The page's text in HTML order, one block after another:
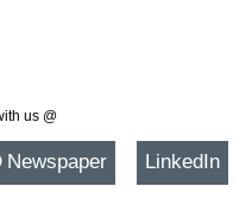
us @
Newspaper LinkedIn